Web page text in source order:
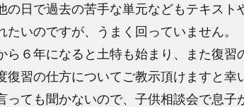
の日で過去の苦手な単元などもテキス
たいのですが、うまく回っていません。
ら６年になると土特も始まり、また復習
復習の仕方についてご教示頂けますと幸
っても聞かないので、子供相談会で息子